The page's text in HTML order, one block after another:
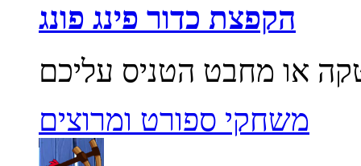
הקפצת כדור פינג פונג
משחקי ספורט ומרוצים